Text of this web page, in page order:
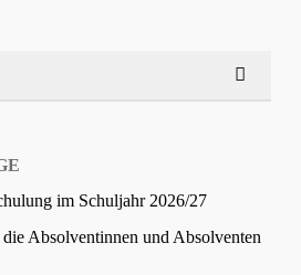
im Schuljahr 2026/27
Absolventinnen und Absolventen